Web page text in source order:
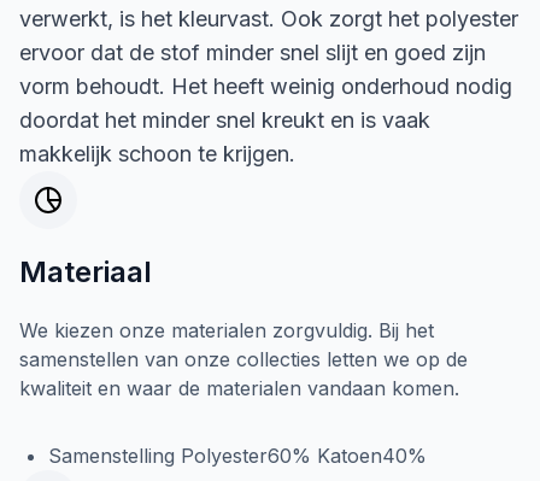
verwerkt, is het kleurvast. Ook zorgt het polyester
ervoor dat de stof minder snel slijt en goed zijn
vorm behoudt. Het heeft weinig onderhoud nodig
doordat het minder snel kreukt en is vaak
makkelijk schoon te krijgen.
Materiaal
We kiezen onze materialen zorgvuldig. Bij het
samenstellen van onze collecties letten we op de
kwaliteit en waar de materialen vandaan komen.
Samenstelling Polyester60% Katoen40%